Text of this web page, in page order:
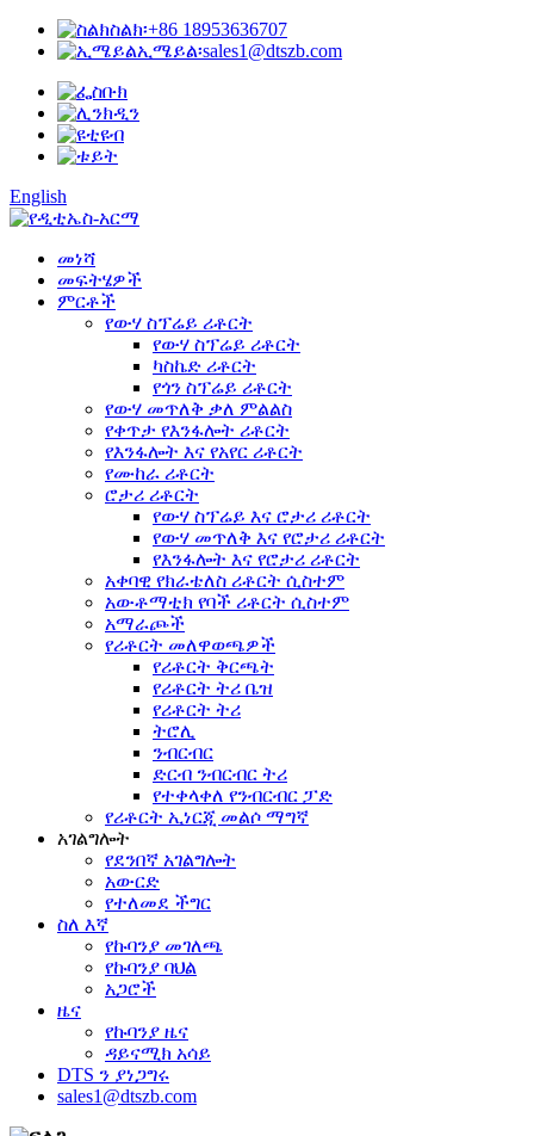
ስልክ፡+86 18953636707
ኢሜይል፡sales1@dtszb.com
English
መነሻ
መፍትሄዎች
ምርቶች
የውሃ ስፕሬይ ሪቶርት
የውሃ ስፕሬይ ሪቶርት
ካስኬድ ሪቶርት
የጎን ስፕሬይ ሪቶርት
የውሃ መጥለቅ ቃለ ምልልስ
የቀጥታ የእንፋሎት ሪቶርት
የእንፋሎት እና የአየር ሪቶርት
የሙከራ ሪቶርት
ሮታሪ ሪቶርት
የውሃ ስፕሬይ እና ሮታሪ ሪቶርት
የውሃ መጥለቅ እና የሮታሪ ሪቶርት
የእንፋሎት እና የሮታሪ ሪቶርት
አቀባዊ የክራቴለስ ሪቶርት ሲስተም
አውቶማቲክ የባች ሪቶርት ሲስተም
አማራጮች
የሪቶርት መለዋወጫዎች
የሪቶርት ቅርጫት
የሪቶርት ትሪ ቤዝ
የሪቶርት ትሪ
ትሮሊ
ንብርብር
ድርብ ንብርብር ትሪ
የተቀላቀለ የንብርብር ፓድ
የሪቶርት ኢነርጂ መልሶ ማግኛ
አገልግሎት
የደንበኛ አገልግሎት
አውርድ
የተለመደ ችግር
ስለ እኛ
የኩባንያ መገለጫ
የኩባንያ ባህል
አጋሮች
ዜና
የኩባንያ ዜና
ዳይናሚክ አሳይ
DTS ን ያነጋግሩ
sales1@dtszb.com